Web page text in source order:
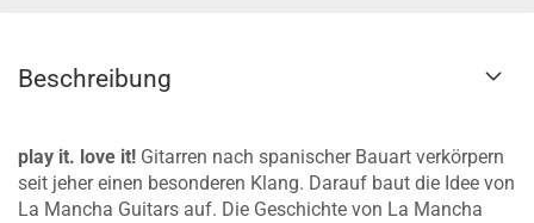
Beschreibung
play it. love it! Gitarren nach spanischer Bauart verkörpern
seit jeher einen besonderen Klang. Darauf baut die Idee von
La Mancha Guitars auf. Die Geschichte von La Mancha